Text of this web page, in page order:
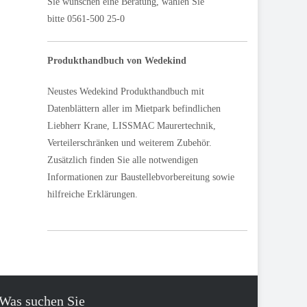
bitte 0561-500 25-0
Produkthandbuch von Wedekind
Neustes Wedekind Produkthandbuch mit
Datenblättern aller im Mietpark befindlichen
Liebherr Krane, LISSMAC Maurertechnik,
Verteilerschränken und weiterem Zubehör.
Zusätzlich finden Sie alle notwendigen
Informationen zur Baustellebvorbereitung sowie
hilfreiche Erklärungen.
suchen Sie